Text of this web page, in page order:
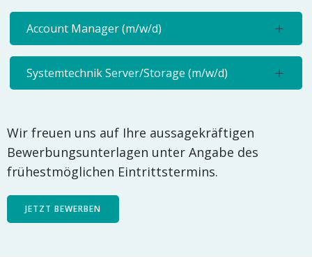
Account Manager (m/w/d)
Systemtechnik Server/Storage (m/w/d)
Wir freuen uns auf Ihre aussagekräftigen
Bewerbungsunterlagen unter Angabe des
frühestmöglichen Eintrittstermins.
JETZT BEWERBEN